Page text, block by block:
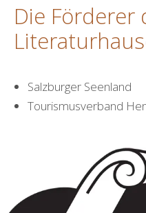
Die Förderer
Salzburger Seenland
Tourismusverband